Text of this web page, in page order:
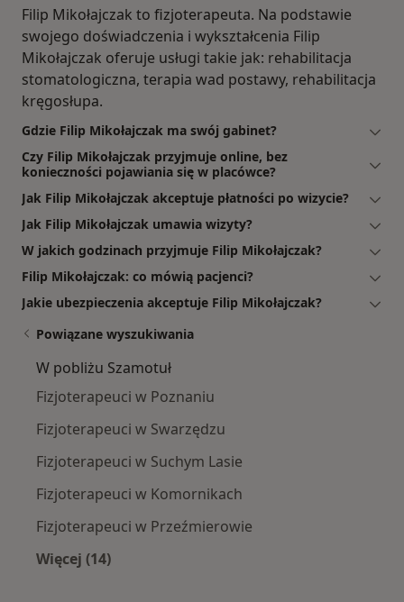
Filip Mikołajczak to fizjoterapeuta. Na podstawie
swojego doświadczenia i wykształcenia Filip
Mikołajczak oferuje usługi takie jak: rehabilitacja
stomatologiczna, terapia wad postawy, rehabilitacja
kręgosłupa.
Gdzie Filip Mikołajczak ma swój gabinet?
Czy Filip Mikołajczak przyjmuje online, bez
konieczności pojawiania się w placówce?
Jak Filip Mikołajczak akceptuje płatności po wizycie?
Jak Filip Mikołajczak umawia wizyty?
W jakich godzinach przyjmuje Filip Mikołajczak?
Filip Mikołajczak: co mówią pacjenci?
Jakie ubezpieczenia akceptuje Filip Mikołajczak?
Powiązane wyszukiwania
W pobliżu Szamotuł
Fizjoterapeuci w Poznaniu
Fizjoterapeuci w Swarzędzu
Fizjoterapeuci w Suchym Lasie
Fizjoterapeuci w Komornikach
Fizjoterapeuci w Przeźmierowie
Więcej (14)